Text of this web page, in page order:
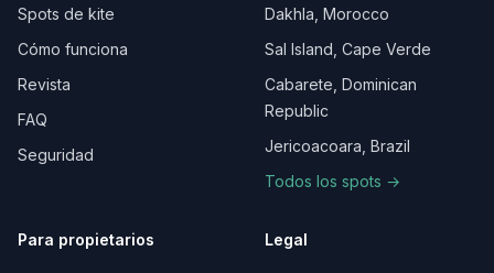
Spots de kite
Cómo funciona
Revista
FAQ
Seguridad
Dakhla, Morocco
Sal Island, Cape Verde
Cabarete, Dominican
Republic
Jericoacoara, Brazil
Todos los spots →
Para propietarios Legal